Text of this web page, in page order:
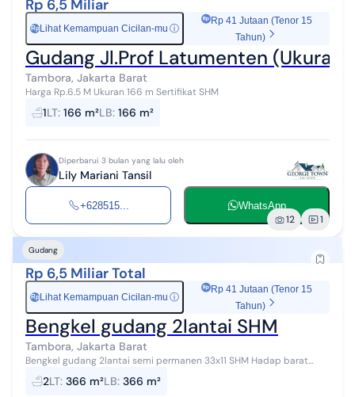
Rp 6,5 Miliar
Rp Lihat Kemampuan Cicilan-mu ⓘ
Rp 41 Jutaan (Tenor 15
Tahun)
Gudang Jl.Prof Latumenten (Ukuran
Tambora, Jakarta Barat
Harga Rp.6.5 M Ukuran 166 m Sertifikat SHM
1LT: 166 m²LB: 166 m²
Diperbarui 3 bulan yang lalu oleh
Lily Mariani Tansil
+628515... WhatsApp
12 1
Gudang
Rp 6,5 Miliar Total
Rp Lihat Kemampuan Cicilan-mu ⓘ
Rp 41 Jutaan (Tenor 15
Tahun)
Bengkel gudang 2lantai SHM
Tambora, Jakarta Barat
Bengkel gudang 2lantai semi permanen 33x11 SHM Hadap barat
Jalan depan 7m¹ Jual 6½M nego
2LT: 366 m²LB: 366 m²